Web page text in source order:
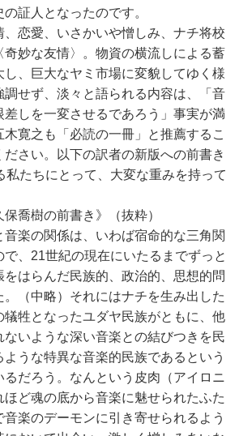
証人となったのです。
恋愛、いさかいや憎しみ、ナチ将校
奇妙な友情〉。物資の横流しによる蓄
し、巨大なヤミ市場に変貌してゆく様
調せず、淡々と語られる内容は、「音
しを一変させるであろう」事実が満
寛之も「必読の一冊」と推薦するこ
さい。以下の訳者の新版への前書き
私たちにとって、大変な重みを持って
保喬樹の前書き》（抜粋）
楽の関係は、いわば宿命的な三角関
、21世紀の現在にいたるまでずっと
はらんだ民族的、政治的、思想的問
（中略）それにはナチを生み出した
犠牲となったユダヤ民族がともに、他
いような深い音楽との結びつきを民
うな特異な音楽的民族であるという
るだろう。なんという皮肉（アイロニ
ど魂の底から音楽に魅せられたふた
楽のデーモンに引き寄せられるよう